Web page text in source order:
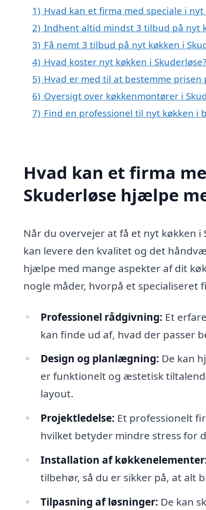
1) Hvad kan et firma med speciale i
2) Indhent altid mindst 3 tilbud på nyt
3) Få nemt 3 tilbud på nyt køkken i
4) Hvad koster nyt køkken i Skuderløse?
5) Hvad er med til at bestemme prisen
6) Oversigt over køkkenmontører i
7) Find en professionel til nyt køkken i
Hvad kan et firma
Skuderløse hjælpe
Når du overvejer at få et nyt køkken
kan levere den kvalitet og det
hjælpe med mange aspekter af dit
nogle måder, hvorpå et specialiseret
Professionel rådgivning: Et
kan finde ud af, hvad der passer
Design og planlægning: De kan
er funktionelt og æstetisk
layout.
Projektledelse: Et professionelt
hvilket betyder mindre stress for
Installation af
tilbehør, så du er sikker på, at alt
Tilpasning af løsninger: De kan